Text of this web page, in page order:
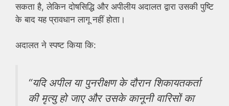
सकता है, लेकिन दोषसिद्धि और अपीलीय अदालत द्वारा उसकी पुष्टि
के बाद यह प्रावधान लागू नहीं होता।
अदालत ने स्पष्ट किया कि:
“यदि अपील या पुनरीक्षण के दौरान शिकायतकर्ता
की मृत्यु हो जाए और उसके कानूनी वारिसों का